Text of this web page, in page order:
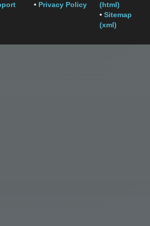
• Privacy Policy
(html)
• Sitemap
(xml)